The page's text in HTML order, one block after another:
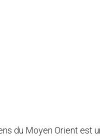
du Moyen Orient est